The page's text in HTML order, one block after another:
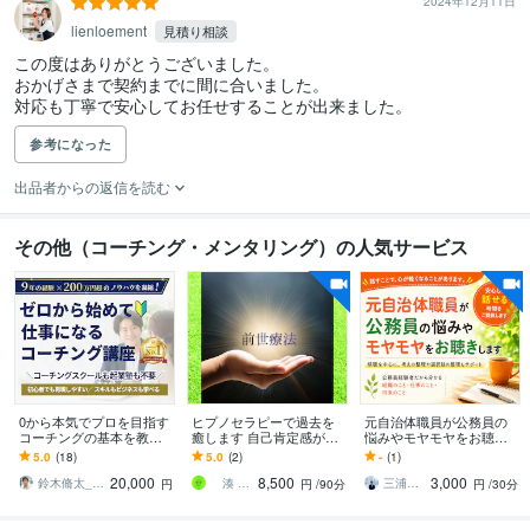
lienloement 見積り相談
この度はありがとうございました。
おかげさまで契約までに間に合いました。
対応も丁寧で安心してお任せすることが出来ました。
参考になった
出品者からの返信を読む
その他（コーチング・メンタリング）の人気サービス
0から本気でプロを目指す
コーチングの基本を教え
ます コーチ歴９年のプロ
コーチのコーチングスキ
ルを動画で学び放題
5.0 (18)
鈴木脩太_コーチング＆集客コンサルタント 20,000 円
ヒプノセラピーで過去を
癒します 自己肯定感が上
がり悩み/問題が解決しま
す。
5.0 (2)
湊 也哉子（みなと ややこ） 8,500 円 /90分
元自治体職員が公務員の
悩みやモヤモヤをお聴き
します 話すことで頭の中
が整理され自身の考えや
気持ちが見えてきます
- (1)
三浦弘人_Fortes
3,000 円 /30分